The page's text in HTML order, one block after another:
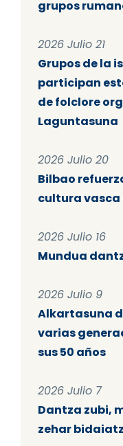
grupos
2026 Julio 21
Grupos de la
participan
de folclore
Laguntasuna
2026 Julio 20
Bilbao
cultura vasca
2026 Julio 16
Mundua
2026 Julio 9
Alkartasuna
varias
sus 50 años
2026 Julio 7
Dantza zubi,
zehar